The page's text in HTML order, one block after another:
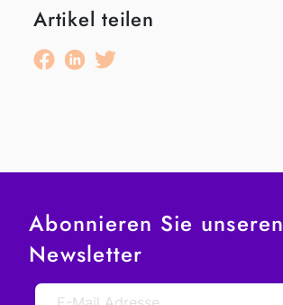
Artikel teilen
Abonnieren Sie unseren
Newsletter